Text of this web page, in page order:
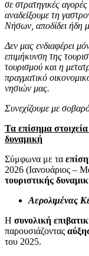
σε στρατηγικές
αναδείξουμε τη
Νήσων, αποδίδει ήδη
Δεν μας ενδιαφέρει
επιμήκυνση της
τουρισμού και η
πραγματικό
νησιών μας.
Συνεχίζουμε με
Τα επίσημα
δυναμική
Σύμφωνα με τα
2026 (Ιανουάριος –
τουριστικής
Αερολιμένας
Η συνολική
παρουσιάζοντας
του 2025.